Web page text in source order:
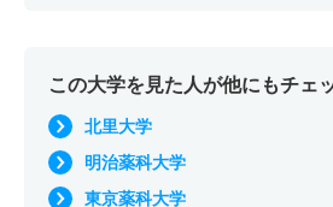
この大学を見た人が他にもチェ
北里大学
明治薬科大学
東京薬科大学